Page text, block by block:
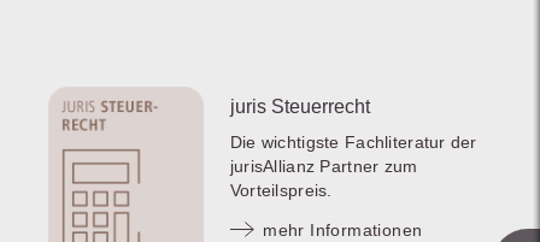
juris Steuerrecht
Die wichtigste Fachliteratur der
jurisAllianz Partner zum
Vorteilspreis.
mehr Informationen